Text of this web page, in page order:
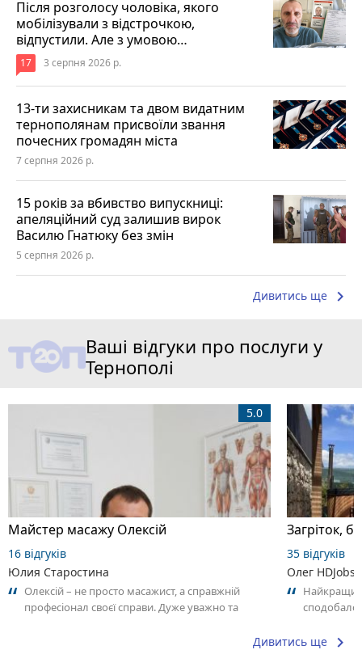
Після розголосу чоловіка, якого
мобілізували з відстрочкою,
відпустили. Але з умовою…
17 3 серпня 2026 р.
13-ти захисникам та двом видатним
тернополянам присвоїли звання
почесних громадян міста
7 серпня 2026 р.
15 років за вбивство випускниці:
апеляційний суд залишив вирок
Василю Гнатюку без змін
5 серпня 2026 р.
Дивитись ще keyboard_arrow_right
Ваші відгуки про послуги у
Тернополі
Майстер масажу Олексій
5.0
16 відгуків
Юлия Старостина
Олексій – не просто масажист, а справжній
професіонал своєї справи. Дуже уважно та
Загріток,
35 відгуків
Олег HDJobs
Найкращий
Дивитись ще keyboard_arrow_right